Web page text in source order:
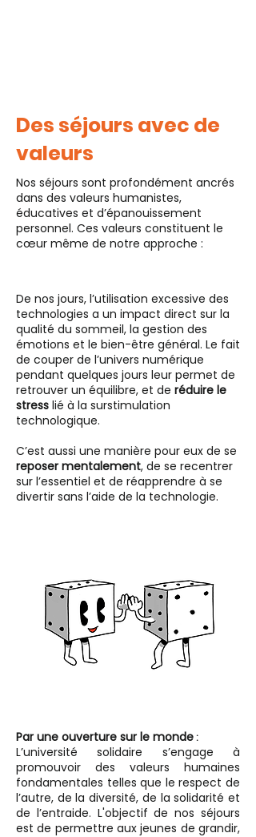
Des séjours avec de
valeurs
Nos séjours sont profondément ancrés
dans des valeurs humanistes,
éducatives et d’épanouissement
personnel. Ces valeurs constituent le
cœur même de notre approche :
De nos jours, l’utilisation excessive des
technologies a un impact direct sur la
qualité du sommeil, la gestion des
émotions et le bien-être général. Le fait
de couper de l’univers numérique
pendant quelques jours leur permet de
retrouver un équilibre, et de réduire le
stress lié à la surstimulation
technologique.
C’est aussi une manière pour eux de se
reposer mentalement, de se recentrer
sur l’essentiel et de réapprendre à se
divertir sans l’aide de la technologie.
Par une ouverture sur le monde :
L’université solidaire s’engage à
promouvoir des valeurs humaines
fondamentales telles que le respect de
l’autre, de la diversité, de la solidarité et
de l’entraide. L'objectif de nos séjours
est de permettre aux jeunes de grandir,